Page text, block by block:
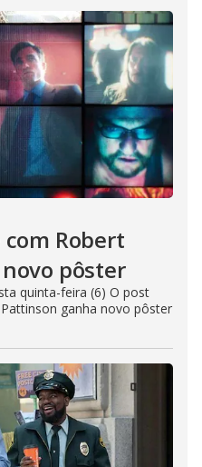
Robert
pôster
quinta-feira (6) O post
ganha novo pôster